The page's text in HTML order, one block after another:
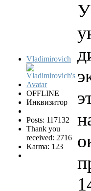
Vladimirovich
OFFLINE
Инквизитор
Posts: 117132
Thank you
received: 2716
Karma: 123